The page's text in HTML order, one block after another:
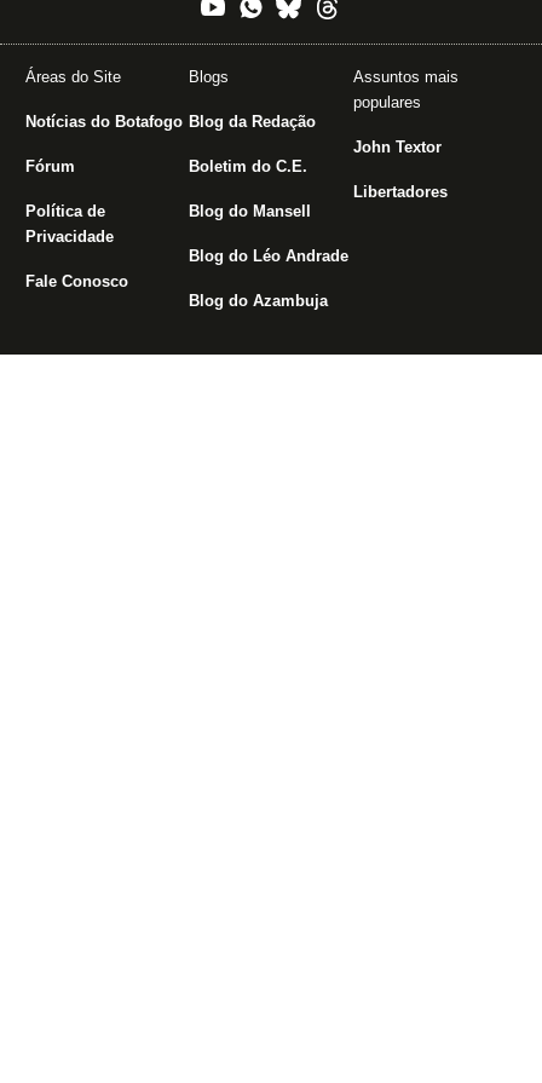
Áreas do Site
Notícias do Botafogo
Fórum
Política de
Privacidade
Fale Conosco
Blogs
Blog da Redação
Boletim do C.E.
Blog do Mansell
Blog do Léo Andrade
Blog do Azambuja
Assuntos mais
populares
John Textor
Libertadores